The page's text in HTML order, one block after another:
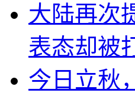
大陆再次
表态却被
今日立秋